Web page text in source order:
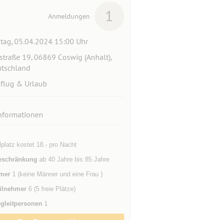
Anmeldungen 1
05.04.2024 15:00 Uhr
19, 06869 Coswig (Anhalt),
& Urlaub
kostet 18.- pro Nacht
ab 40 Jahre bis 85 Jahre
1 (keine Männer und eine Frau )
6 (5 freie Plätze)
1